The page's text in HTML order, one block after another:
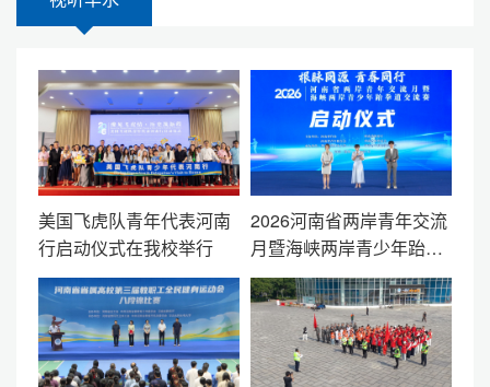
美国飞虎队青年代表河南
行启动仪式在我校举行
2026河南省两岸青年交流
月暨海峡两岸青少年跆拳
道交流赛启动仪式在我校
举行